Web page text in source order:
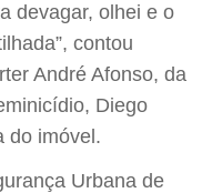
devagar, olhei e o
contou
André Afonso, da
Diego
do imóvel.
Urbana de